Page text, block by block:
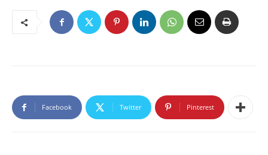
Facebook Twitter Pinterest